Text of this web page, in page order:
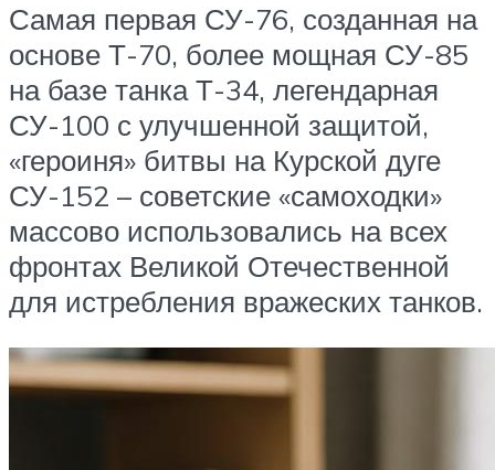
Самая первая СУ-76, созданная на
основе Т-70, более мощная СУ-85
на базе танка Т-34, легендарная
СУ-100 с улучшенной защитой,
«героиня» битвы на Курской дуге
СУ-152 – советские «самоходки»
массово использовались на всех
фронтах Великой Отечественной
для истребления вражеских танков.